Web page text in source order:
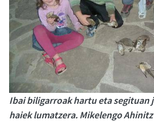
Ibai biligarroak hartu eta segituan
haiek lumatzera. Mikelengo Ahinitz